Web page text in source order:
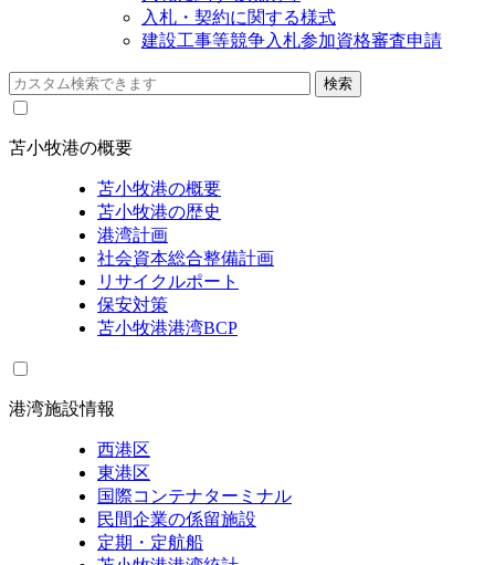
入札・契約に関する様式
建設工事等競争入札参加資格審査申請
苫小牧港の概要
苫小牧港の概要
苫小牧港の歴史
港湾計画
社会資本総合整備計画
リサイクルポート
保安対策
苫小牧港港湾BCP
港湾施設情報
西港区
東港区
国際コンテナターミナル
民間企業の係留施設
定期・定航船